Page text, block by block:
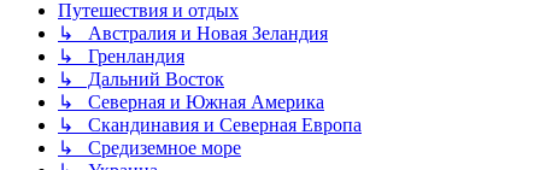
Путешествия и отдых
↳ Австралия и Новая Зеландия
↳ Гренландия
↳ Дальний Восток
↳ Северная и Южная Америка
↳ Скандинавия и Северная Европа
↳ Средиземное море